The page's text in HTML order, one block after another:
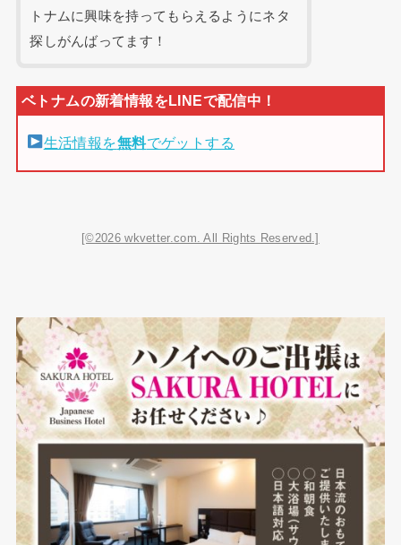
トナムに興味を持ってもらえるようにネタ
探しがんばってます！
生活情報を無料でゲットする
[©2026 wkvetter.com. All Rights Reserved.]